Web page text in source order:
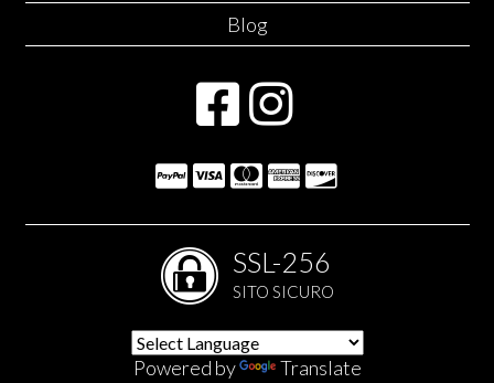
Blog
SSL-256
SITO SICURO
Powered by Translate